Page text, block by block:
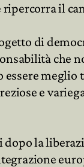
il
di
che
e
la